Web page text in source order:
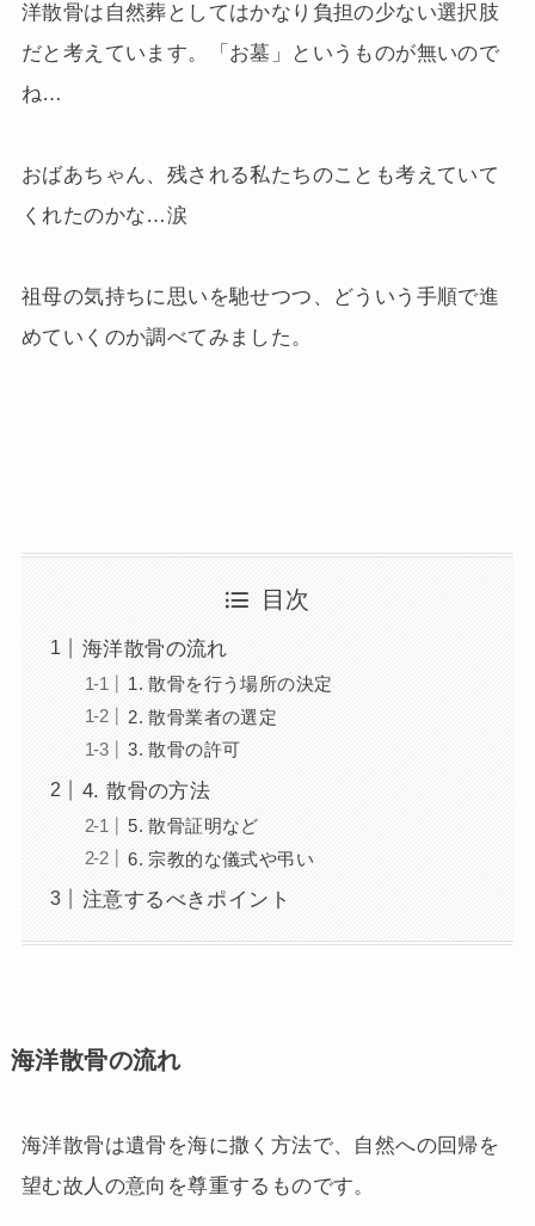
洋散骨は自然葬としてはかなり負担の少ない選択肢
だと考えています。「お墓」というものが無いので
ね…
おばあちゃん、残される私たちのことも考えていて
くれたのかな…涙
祖母の気持ちに思いを馳せつつ、どういう手順で進
めていくのか調べてみました。
目次
海洋散骨の流れ
1. 散骨を行う場所の決定
2. 散骨業者の選定
3. 散骨の許可
4. 散骨の方法
5. 散骨証明など
6. 宗教的な儀式や弔い
注意するべきポイント
海洋散骨の流れ
海洋散骨は遺骨を海に撒く方法で、自然への回帰を
望む故人の意向を尊重するものです。